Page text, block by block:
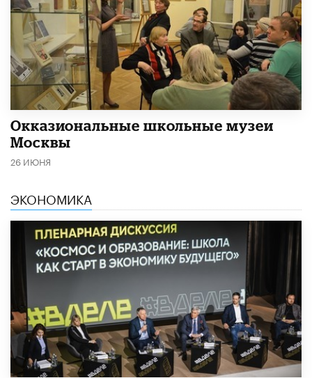
​Окказиональные школьные музеи
Москвы
26 ИЮНЯ
ЭКОНОМИКА